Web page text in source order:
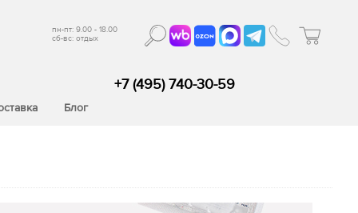
пн-пт: 9.00 - 18.00
сб-вс: отдых
Блог
+7 (495) 740-30-59